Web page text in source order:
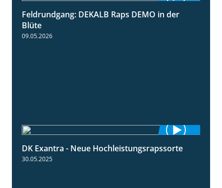
2:37
Feldrundgang: DEKALB Raps DEMO in der
Blüte
09.05.2026
2:15
DK Exantra - Neue Hochleistungsrapssorte
30.05.2025